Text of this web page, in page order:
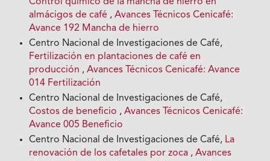
Control químico de la mancha de hierro en
almácigos de café ,Avances Técnicos Cenicafé:
Avance 192 Mancha de hierro
Centro Nacional de Investigaciones de Café,
Fertilización en plantaciones de café en
producción ,Avances Técnicos Cenicafé: Avance
014 Fertilización
Centro Nacional de Investigaciones de Café,
Costos de beneficio ,Avances Técnicos Cenicafé:
Avance 005 Beneficio
Centro Nacional de Investigaciones de Café, La
renovación de los cafetales por zoca ,Avances